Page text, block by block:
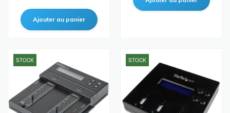
STOCK STOCK